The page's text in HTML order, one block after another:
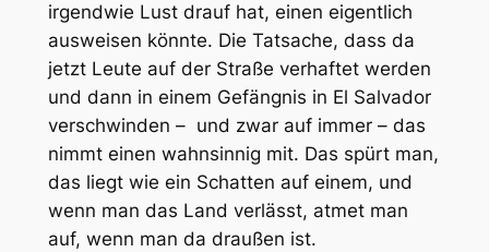
irgendwie Lust drauf hat, einen eigentlich
ausweisen könnte. Die Tatsache, dass da
jetzt Leute auf der Straße verhaftet werden
und dann in einem Gefängnis in El Salvador
verschwinden – und zwar auf immer – das
nimmt einen wahnsinnig mit. Das spürt man,
das liegt wie ein Schatten auf einem, und
wenn man das Land verlässt, atmet man
auf, wenn man da draußen ist.